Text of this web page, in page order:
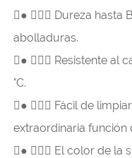
●  Dureza hasta
abolladuras.
●  Resistente al
°C.
●  Fácil de
extraordinaria función
●  El color de la